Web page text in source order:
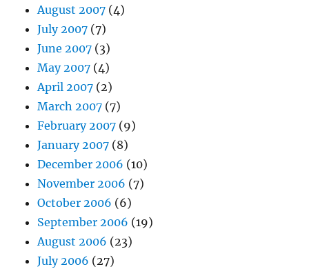
August 2007 (4)
July 2007 (7)
June 2007 (3)
May 2007 (4)
April 2007 (2)
March 2007 (7)
February 2007 (9)
January 2007 (8)
December 2006 (10)
November 2006 (7)
October 2006 (6)
September 2006 (19)
August 2006 (23)
July 2006 (27)